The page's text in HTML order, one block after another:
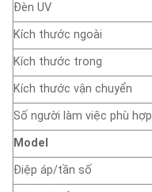
Đèn UV
Kích thước ngoài
Kích thước trong
Kích thước vận chuyển
Số người làm việc phù hợp
Model
Điệp áp/tần số